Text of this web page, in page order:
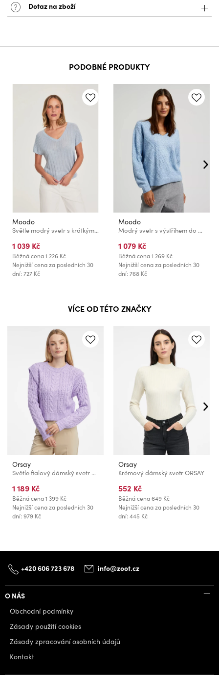
Dotaz na zboží
PODOBNÉ PRODUKTY
Moodo
Světle modrý svetr s krátkými rukávy Moodo
1 039 Kč
Běžná cena1 226 Kč
Nejnižší cena za posledních 30
dní: 727 Kč
Moodo
Modrý svetr s výstřihem do V Moodo
1 079 Kč
Běžná cena1 269 Kč
Nejnižší cena za posledních 30
dní: 768 Kč
VÍCE OD TÉTO ZNAČKY
Orsay
Světle fialový dámský svetr ORSAY
1 189 Kč
Běžná cena1 399 Kč
Nejnižší cena za posledních 30
dní: 979 Kč
Orsay
Krémový dámský svetr ORSAY
552 Kč
Běžná cena649 Kč
Nejnižší cena za posledních 30
dní: 445 Kč
+420 606 723 678 info@zoot.cz
O NÁS
Obchodní podmínky
Zásady použití cookies
Zásady zpracování osobních údajů
Kontakt